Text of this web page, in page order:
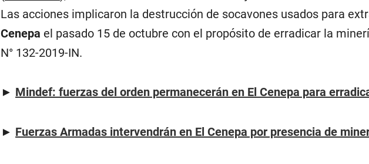
Las acciones implicaron la destrucción de socavones usados para
Cenepa el pasado 15 de octubre con el propósito de erradicar la
N° 132-2019-IN.
► Mindef: fuerzas del orden permanecerán en El Cenepa para
► Fuerzas Armadas intervendrán en El Cenepa por presencia de